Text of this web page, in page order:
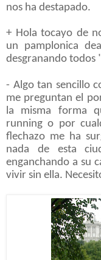
nos ha destapado.
+ Hola tocayo de
un pamplonica
desgranando todos
- Algo tan sencillo
me preguntan el
la misma forma
running o por
flechazo me ha
nada de esta
enganchando a su
vivir sin ella.